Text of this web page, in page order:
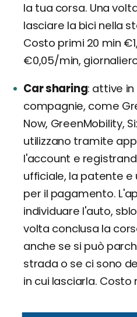
la tua corsa. Una
lasciare la bici nella
Costo primi 20 min
€0,05/min,
Car sharing attive
compagnie, come
Now, GreenMobility,
utilizzano tramite
l'account e
ufficiale, la patente
per il pagamento.
individuare l'auto,
volta conclusa la
anche se si può
strada o se ci sono
in cui lasciarla.